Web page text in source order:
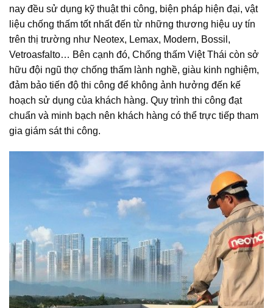
nay đều sử dụng kỹ thuật thi công, biện pháp hiện đại, vật
liệu chống thấm tốt nhất đến từ những thương hiệu uy tín
trên thị trường như Neotex, Lemax, Modern, Bossil,
Vetroasfalto… Bên cạnh đó, Chống thấm Việt Thái còn sở
hữu đội ngũ thợ chống thấm lành nghề, giàu kinh nghiệm,
đảm bảo tiến độ thi công để không ảnh hưởng đến kế
hoạch sử dụng của khách hàng. Quy trình thi công đạt
chuẩn và minh bạch nên khách hàng có thể trực tiếp tham
gia giám sát thi công.